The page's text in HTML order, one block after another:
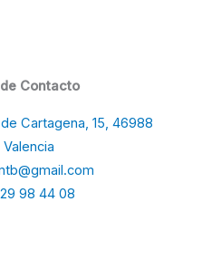
Contacto
Cartagena, 15, 46988
98 44 08